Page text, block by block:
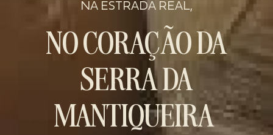
NA ESTRADA REAL,
NO CORAÇÃO DA
SERRA DA
MANTIQUEIRA